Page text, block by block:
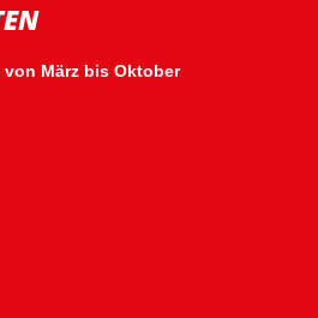
März bis Oktober